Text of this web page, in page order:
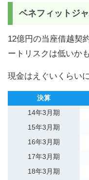
ベネフィットジ
12億円の当座借越契
ートリスクは低いか
現金はえぐいくらい
決算
14年3月期
15年3月期
16年3月期
17年3月期
18年3月期